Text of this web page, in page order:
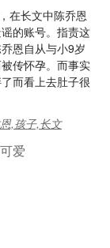
在长文中陈乔恩
的账号。指责这
恩自从与小9岁
传怀孕。而事实
而看上去肚子很
,孩子,长文